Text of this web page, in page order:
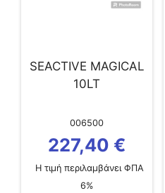
SEACTIVE MAGICAL
10LT
006500
227,40 €
Η τιμή περιλαμβάνει ΦΠΑ
6%